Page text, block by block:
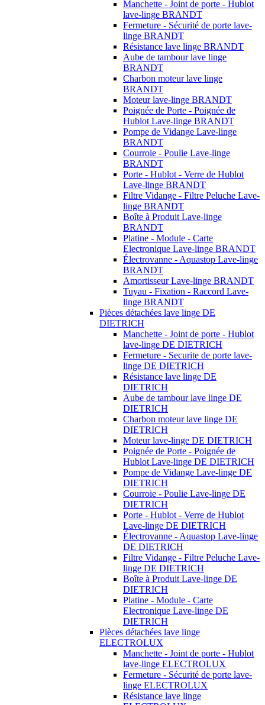
Manchette - Joint de porte - Hublot
lave-linge BRANDT
Fermeture - Sécurité de porte lave-
linge BRANDT
Résistance lave linge BRANDT
Aube de tambour lave linge
BRANDT
Charbon moteur lave linge
BRANDT
Moteur lave-linge BRANDT
Poignée de Porte - Poignée de
Hublot Lave-linge BRANDT
Pompe de Vidange Lave-linge
BRANDT
Courroie - Poulie Lave-linge
BRANDT
Porte - Hublot - Verre de Hublot
Lave-linge BRANDT
Filtre Vidange - Filtre Peluche Lave-
linge BRANDT
Boîte à Produit Lave-linge
BRANDT
Platine - Module - Carte
Electronique Lave-linge BRANDT
Électrovanne - Aquastop Lave-linge
BRANDT
Amortisseur Lave-linge BRANDT
Tuyau - Fixation - Raccord Lave-
linge BRANDT
Pièces détachées lave linge DE
DIETRICH
Manchette - Joint de porte - Hublot
lave-linge DE DIETRICH
Fermeture - Securite de porte lave-
linge DE DIETRICH
Résistance lave linge DE
DIETRICH
Aube de tambour lave linge DE
DIETRICH
Charbon moteur lave linge DE
DIETRICH
Moteur lave-linge DE DIETRICH
Poignée de Porte - Poignée de
Hublot Lave-linge DE DIETRICH
Pompe de Vidange Lave-linge DE
DIETRICH
Courroie - Poulie Lave-linge DE
DIETRICH
Porte - Hublot - Verre de Hublot
Lave-linge DE DIETRICH
Électrovanne - Aquastop Lave-linge
DE DIETRICH
Filtre Vidange - Filtre Peluche Lave-
linge DE DIETRICH
Boîte à Produit Lave-linge DE
DIETRICH
Platine - Module - Carte
Electronique Lave-linge DE
DIETRICH
Pièces détachées lave linge
ELECTROLUX
Manchette - Joint de porte - Hublot
lave-linge ELECTROLUX
Fermeture - Sécurité de porte lave-
linge ELECTROLUX
Résistance lave linge